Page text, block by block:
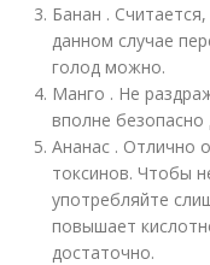
Банан .
данном случае
голод можно.
Манго . Не
вполне безопасно
Ананас . Отлично
токсинов. Чтобы
употребляйте
повышает
достаточно.